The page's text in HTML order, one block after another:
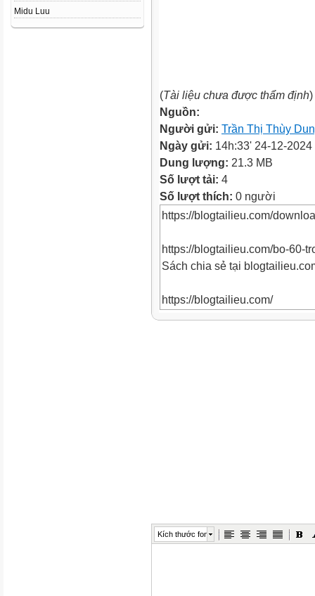
Midu Luu
(Tài liệu chưa được thẩm định)
Nguồn:
Người gửi: Trần Thị Thùy
Ngày gửi: 14h:33' 24-12-2024
Dung lượng: 21.3 MB
Số lượt tải: 4
Số lượt thích: 0 người
https://blogtailieu.com/
https://blogtailieu.com/bo-60-
Sách chia sẻ tại
https://blogtailieu.com/
Kích thước font